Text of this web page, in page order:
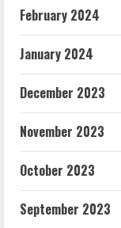
February 2024
January 2024
December 2023
November 2023
October 2023
September 2023